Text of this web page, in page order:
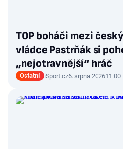
TOP boháči mezi
vládce Pastrňák si
„nejotravnější“ hráč
Ostatní iSport.cz6. srpna 202611:00